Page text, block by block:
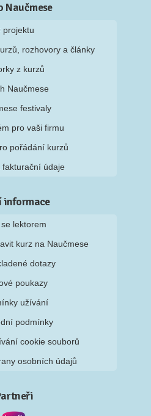
Naučmese
projektu
rozhovory a články
z kurzů
Naučmese
festivaly
pro vaši firmu
pořádání kurzů
fakturační údaje
informace
lektorem
kurz na Naučmese
dotazy
poukazy
užívání
podmínky
cookie souborů
osobních údajů